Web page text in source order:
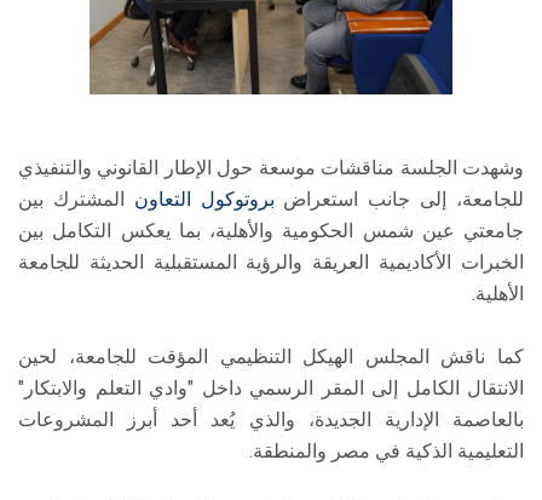
وشهدت الجلسة مناقشات موسعة حول الإطار القانوني والتنفيذي
للجامعة، إلى جانب استعراض بروتوكول التعاون المشترك بين
جامعتي عين شمس الحكومية والأهلية، بما يعكس التكامل بين
الخبرات الأكاديمية العريقة والرؤية المستقبلية الحديثة للجامعة
الأهلية.
كما ناقش المجلس الهيكل التنظيمي المؤقت للجامعة، لحين
الانتقال الكامل إلى المقر الرسمي داخل "وادي التعلم والابتكار"
بالعاصمة الإدارية الجديدة، والذي يُعد أحد أبرز المشروعات
التعليمية الذكية في مصر والمنطقة.